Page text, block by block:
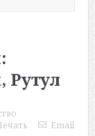
Рутул
Email